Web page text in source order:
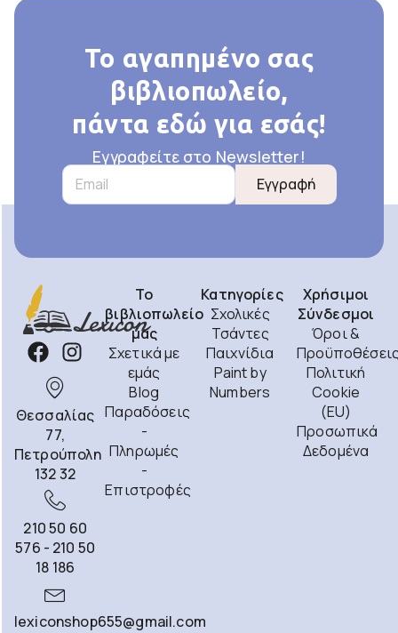
Το αγαπημένο σας
βιβλιοπωλείο,
πάντα εδώ για εσάς!
Εγγραφείτε στο Newsletter!
Εγγραφή
Θεσσαλίας
77,
Πετρούπολη
132 32
210 50 60
576 - 210 50
18 186
lexiconshop655@gmail.com
Το
βιβλιοπωλείο
μας
Σχετικά με
εμάς
Blog
Παραδόσεις
-
Πληρωμές
-
Επιστροφές
Κατηγορίες
Σχολικές
Τσάντες
Παιχνίδια
Paint by
Numbers
Χρήσιμοι
Σύνδεσμοι
Όροι &
Πολιτική
Cookie
(EU)
Προσωπικά
Δεδομένα